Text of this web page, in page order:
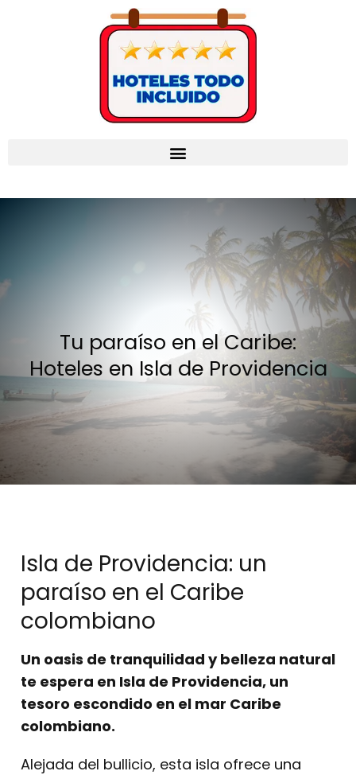
Tu paraíso en el Caribe:
Hoteles en Isla de Providencia
Isla de Providencia: un
paraíso en el Caribe
colombiano
Un oasis de tranquilidad y belleza natural
te espera en Isla de Providencia, un
tesoro escondido en el mar Caribe
colombiano.
Alejada del bullicio, esta isla ofrece una